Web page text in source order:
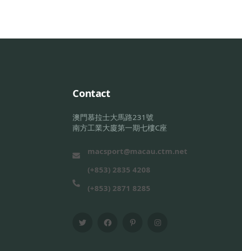
Contact
澳門慕拉士大馬路231號
南方工業大廈第一期七樓C座
macsport@macau.ctm.net
(+853) 2835 4208
(+853) 2871 8285